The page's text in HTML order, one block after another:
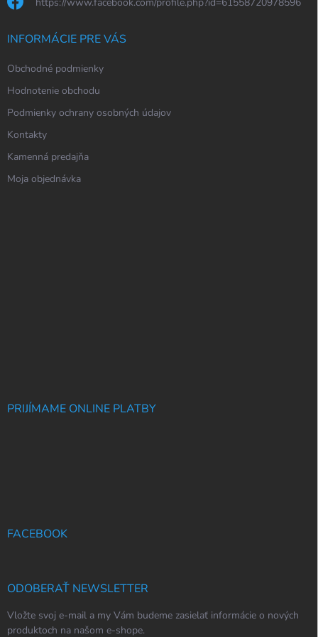
INFORMÁCIE PRE VÁS
Obchodné podmienky
Hodnotenie obchodu
Podmienky ochrany osobných údajov
Kontakty
Kamenná predajňa
Moja objednávka
PRIJÍMAME ONLINE PLATBY
FACEBOOK
ODOBERAŤ NEWSLETTER
Vložte svoj e-mail a my Vám budeme zasielať informácie o nových
produktoch na našom e-shope.